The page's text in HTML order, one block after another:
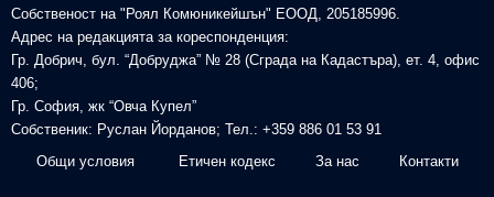
Собственост на "Роял Комюникейшън" ЕООД, 205185996.
Адрес на редакцията за кореспонденция:
Гр. Добрич, бул. “Добруджа” № 28 (Сграда на Кадастъра), ет. 4, офис
406;
Гр. София, жк “Овча Купел”
Собственик: Руслан Йорданов; Тел.: +359 886 01 53 91
Общи условия
Етичен кодекс За нас Контакти